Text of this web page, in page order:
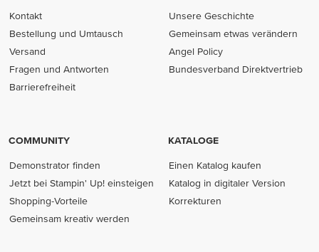
Kontakt
Bestellung und Umtausch
Versand
Fragen und Antworten
Barrierefreiheit
Unsere Geschichte
Gemeinsam etwas verändern
Angel Policy
Bundesverband Direktvertrieb
COMMUNITY
Demonstrator finden
Jetzt bei Stampin' Up! einsteigen
Shopping-Vorteile
Gemeinsam kreativ werden
KATALOGE
Einen Katalog kaufen
Katalog in digitaler Version
Korrekturen